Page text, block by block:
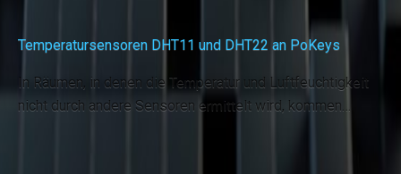
Temperatursensoren DHT11 und DHT22 an PoKeys
In Räumen, in denen die Temperatur und Luftfeuchtigkeit
nicht durch andere Sensoren ermittelt wird, kommen…